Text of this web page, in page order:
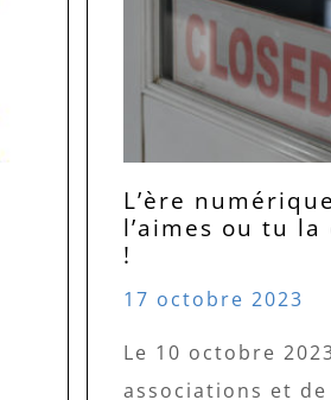
L’ère
l’aimes ou tu
!
17 octobre 2023
Le 10 octobre
associations et de